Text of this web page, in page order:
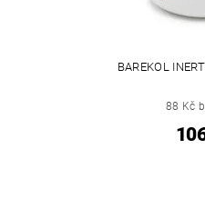
BAREKOL
88 Kč